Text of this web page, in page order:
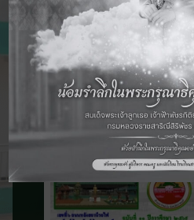
จดหมา
ประชา
ติดตามข่าวสารและควา
โรงเรียน